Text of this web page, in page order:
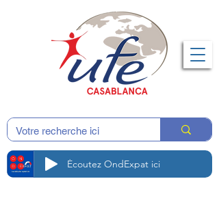
Écoutez OndExpat ici